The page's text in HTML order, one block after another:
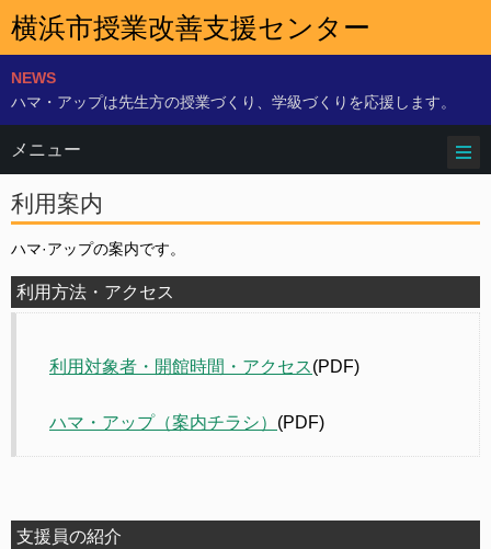
横浜市授業改善支援センター
NEWS
ハマ・アップは先生方の授業づくり、学級づくりを応援します。
メニュー
利用案内
ハマ·アップの案内です。
利用方法・アクセス
利用対象者・開館時間・アクセス(PDF)
ハマ・アップ（案内チラシ） (PDF)
支援員の紹介